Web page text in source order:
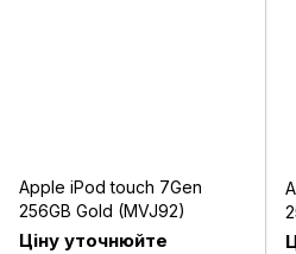
Apple iPod touch 7Gen
256GB Gold (MVJ92)
Ціну уточнюйте